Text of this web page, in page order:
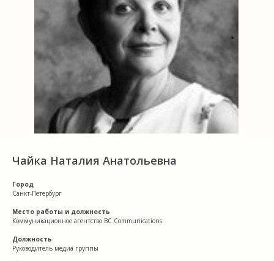
Чайка Наталия Анатольевна
Город
Санкт-Петербург
Место работы и должность
Коммуникационное агентство BC Communications
Должность
Руководитель медиа группы